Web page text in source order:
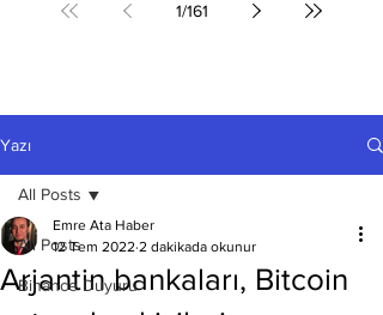
1/161
Yazı
All Posts
Binance Duyuru
All Posts
Arjantin bankaları, Bitcoin
Emre Ata Haber
12 Tem 2022 2 dakikada okunur